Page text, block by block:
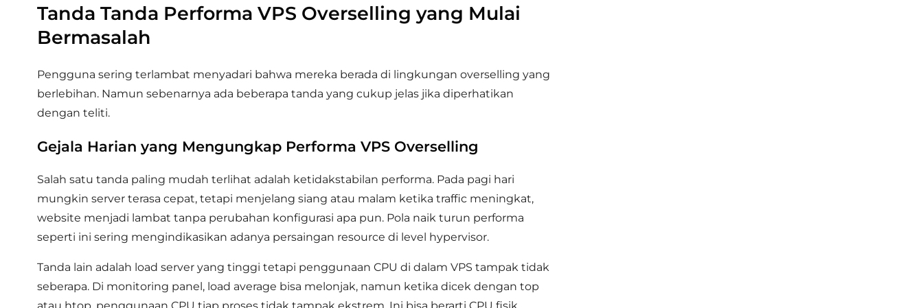
Tanda Tanda Performa VPS Overselling yang Mulai
Bermasalah
Pengguna sering terlambat menyadari bahwa mereka berada di lingkungan overselling yang
berlebihan. Namun sebenarnya ada beberapa tanda yang cukup jelas jika diperhatikan
dengan teliti.
Gejala Harian yang Mengungkap Performa VPS Overselling
Salah satu tanda paling mudah terlihat adalah ketidakstabilan performa. Pada pagi hari
mungkin server terasa cepat, tetapi menjelang siang atau malam ketika traffic meningkat,
website menjadi lambat tanpa perubahan konfigurasi apa pun. Pola naik turun performa
seperti ini sering mengindikasikan adanya persaingan resource di level hypervisor.
Tanda lain adalah load server yang tinggi tetapi penggunaan CPU di dalam VPS tampak tidak
seberapa. Di monitoring panel, load average bisa melonjak, namun ketika dicek dengan top
atau htop, penggunaan CPU tiap proses tidak tampak ekstrem. Ini bisa berarti CPU fisik